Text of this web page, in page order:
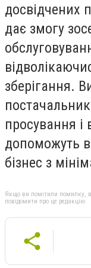
досвідчених
дає змогу
зберігання.
просування і
допоможуть
бізнес з
Якщо ви помітили помилку,
повідомити про це редакцію